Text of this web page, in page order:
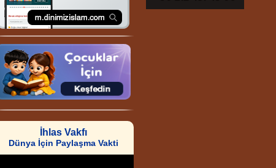
İhlas Vakfı
Dünya İçin Paylaşma Vakti